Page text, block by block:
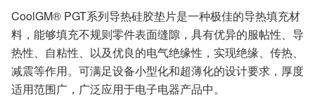
CoolGM® PGT系列导热硅胶垫片是一种极佳的导热填充材
料，能够填充不规则零件表面缝隙，具有优异的服帖性、导
热性、自粘性、以及优良的电气绝缘性，实现绝缘、传热、
减震等作用。可满足设备小型化和超薄化的设计要求，厚度
适用范围广，广泛应用于电子电器产品中。